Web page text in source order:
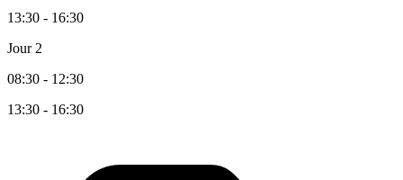
13:30 - 16:30
Jour 2
08:30 - 12:30
13:30 - 16:30